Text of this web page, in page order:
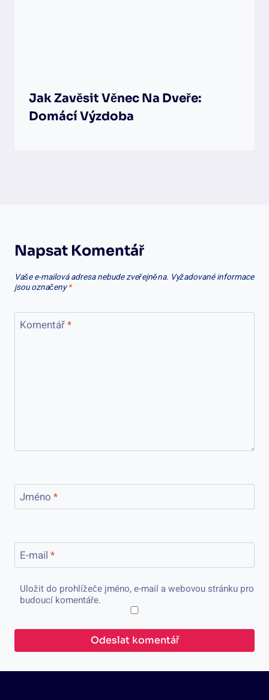
Jak Zavěsit Věnec Na Dveře:
Domácí Výzdoba
Napsat Komentář
Vaše e-mailová adresa nebude zveřejněna. Vyžadované informace
jsou označeny*
Komentář*
Jméno *
E-mail *
Uložit do prohlížeče jméno, e-mail a webovou stránku pro
budoucí komentáře.